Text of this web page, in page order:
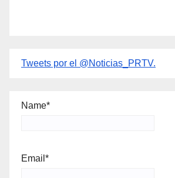
Tweets por el @Noticias_PRTV.
Name*
Email*